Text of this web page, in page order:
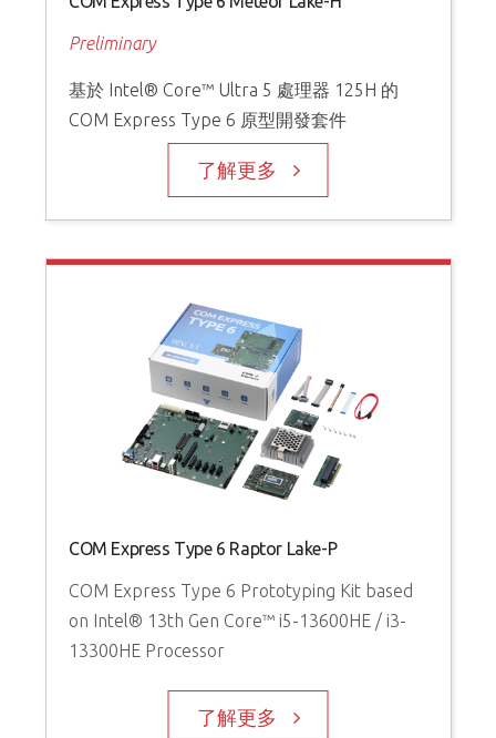
Preliminary
基於 Intel® Core™ Ultra 5 處理器 125H 的
COM Express Type 6 原型開發套件
了解更多
COM Express Type 6 Raptor Lake-P
COM Express Type 6 Prototyping Kit based
on Intel® 13th Gen Core™ i5-13600HE / i3-
13300HE Processor
了解更多